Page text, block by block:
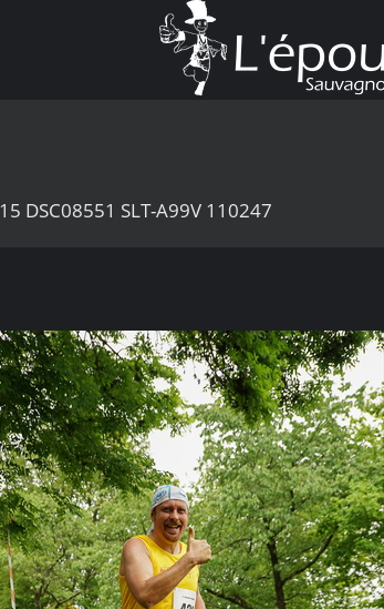
DSC08551 SLT-A99V 110247